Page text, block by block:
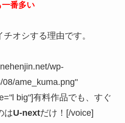
一番多い
オシする理由です。
wp-
ame_kuma.png"
big"]有料作品でも、すぐ
はU-nextだけ！[/voice]